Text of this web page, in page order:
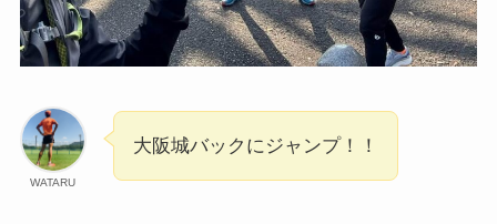
WATARU
大阪城バックにジャンプ！！